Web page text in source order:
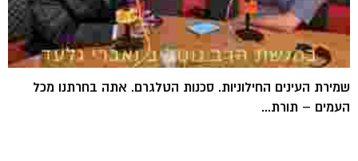
שמירת העינים החילוניות. סכנות הטלגרם. אתה בחרתנו מכל
העמים – תורת...